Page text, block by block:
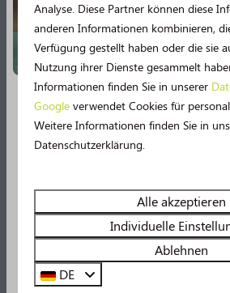
droge worst in kommen,
peterselie en serveer direct.
wat extra geraspte kaas toe
Geniet van deze unieke combinatie
lekkernijen in een heerlijke
1 eetlepel olijfolie
1 ui, fijngehakt
2 teentjes knoflook, fijngehakt
100 gram droge worst van de
plakjes of blokjes
Neu im Jahr 2026!
Erleben Sie unter anderem noch
Schwimmbad, denn es gibt bald
Wasserrutscheund ein
Sehen Sie sich hier alle
Analyse. Diese Partner können diese
anderen Informationen kombinieren,
Verfügung gestellt haben oder die sie
Nutzung ihrer Dienste gesammelt
Informationen finden Sie in unserer
Google verwendet Cookies für
Weitere Informationen finden Sie in
Datenschutzerklärung.
Alle akzeptieren
Individuelle
Ablehnen
DE